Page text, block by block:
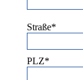
Straße*
PLZ*